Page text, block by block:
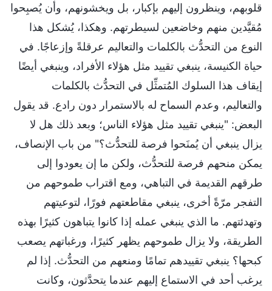
قلوبهم، وينظرون إليهم بإكبار، بل ويخشونهم، وأن يُصبِحوا
مُقيَّدين منهم وخاضعين لسيطرتهم. وهكذا، يُشكل هذا
النوع من التحدُّث بالكلمات والتعاليم عرقلةً وإزعاجًا. في
حياة الكنيسة، ينبغي تقييد مثل هؤلاء الأفراد، وينبغي أيضًا
إيقاف هذا السلوك المُتمثِّل في التحدُّث بالكلمات
والتعاليم، وعدم السماح له بالاستمرار دون رادع. قد يقول
البعض: "ينبغي تقييد مثل هؤلاء الناس؛ وبعد ذلك هل لا
يزال ينبغي أن يُمنَحوا فرصة للتحدُّث؟" من باب الإنصاف،
يمكن منحهم فرصة للتحدُّث، ولكن ما إن يعودوا إلى
طرقهم القديمة في التباهي، ومع اقتراب طموحهم من
التفجر مرّةً أخرى، ينبغي مقاطعتهم فورًا، لتوعيتهم
وتهدئتهم. ما الذي ينبغي عمله إذا كانوا يتباهون كثيرًا بهذه
الطريقة، ولا يزال طموحهم يظهر كثيرًا، ورغباتهم يصعب
كبحها؟ ينبغي تقييدهم تمامًا ومنعهم من التحدُّث. إذا لم
يرغب أحد في الاستماع إليهم عندما يتحدَّثون، وكانت